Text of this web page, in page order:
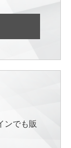
ンでも販